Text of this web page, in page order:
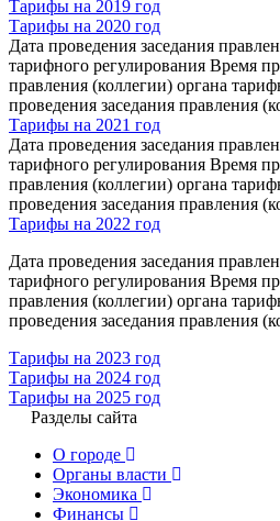
Тарифы на 2019 год
Тарифы на 2020 год
Дата проведения заседания
тарифного регулирования Время
правления (коллегии) органа
проведения заседания правления
Тарифы на 2021 год
Дата проведения заседания
тарифного регулирования Время
правления (коллегии) органа
проведения заседания правления
Тарифы на 2022 год
Дата проведения заседания
тарифного регулирования Время
правления (коллегии) органа
проведения заседания правления
Тарифы на 2023 год
Тарифы на 2024 год
Тарифы на 2025 год
Разделы сайта
О городе
Органы власти
Экономика
Финансы